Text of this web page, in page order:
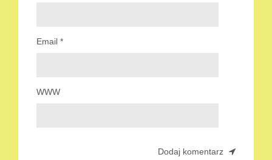
Email *
WWW